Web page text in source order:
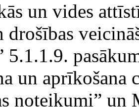
un vides
drošības
5.1.1.9.
un aprīkošana
noteikumi” un